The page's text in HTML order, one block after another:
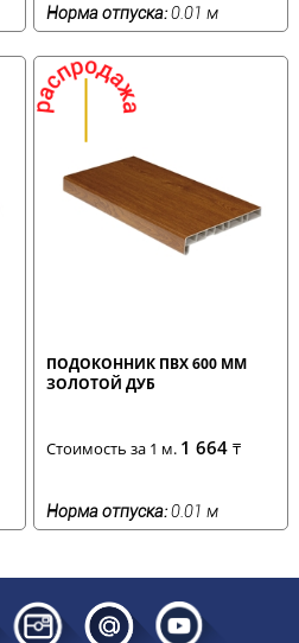
Норма отпуска:0.01 м
ПОДОКОННИК ПВХ 600 ММ
ЗОЛОТОЙ ДУБ
Стоимость за 1 м. 1 664₸
Норма отпуска:0.01 м